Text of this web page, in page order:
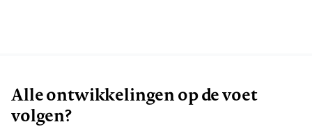
Alle ontwikkelingen op de voet
volgen?